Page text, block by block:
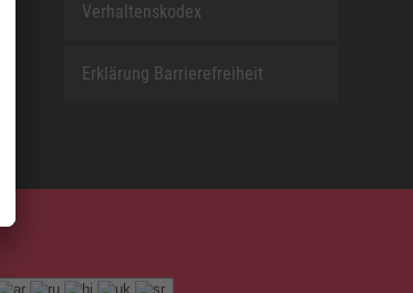
Verhaltenskodex
Erklärung Barrierefreiheit